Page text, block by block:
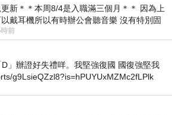
新＊＊本周8/4是入職滿三個月＊＊ 因為上
戴耳機所以有時辦公會聽音樂 沒有特別固
但就是一周某一天會固定聽'90
前
」辦證好失禮咩。我堅強復國 國復強堅我
g9LsieQZzl8?is=hPUYUxMZMc2fLPlk